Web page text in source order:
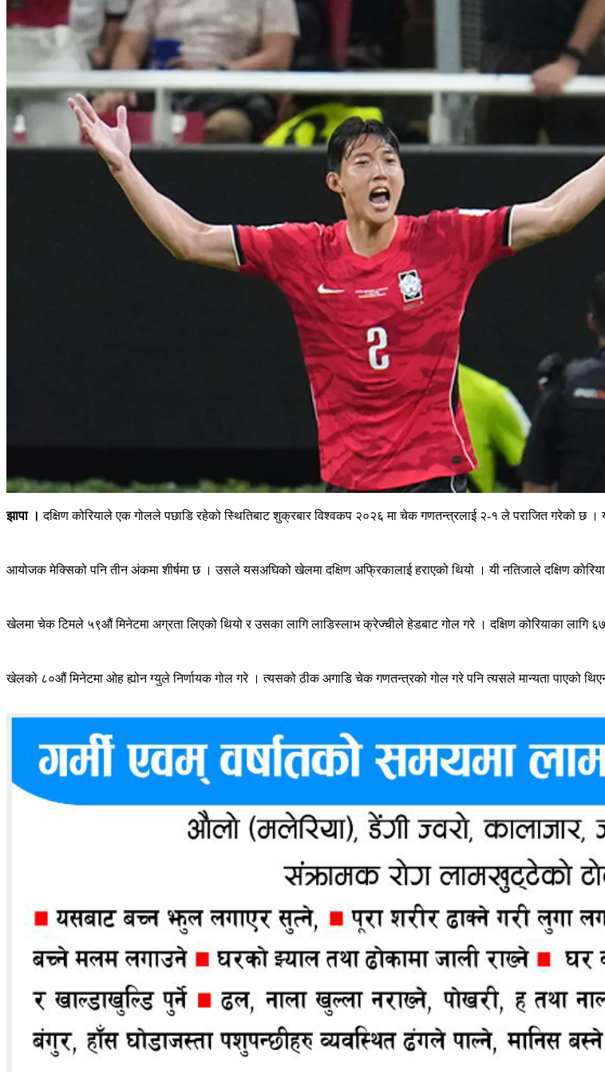
झापा । दक्षिण कोरियाले एक गोलले पछाडि रहेको स्थितिबाट शुक्रबार विश्वकप २०२६ मा चेक गणतन्त्रलाई २-१ ले पराजित गरेको छ
आयोजक मेक्सिको पनि तीन अंकमा शीर्षमा छ । उसले यसअघिको खेलमा दक्षिण अफ्रिकालाई हराएको थियो । यी नतिजाले दक्षिण
खेलमा चेक टिमले ५९औं मिनेटमा अग्रता लिएको थियो र उसका लागि लाडिस्लाभ क्रेज्चीले हेडबाट गोल गरे । दक्षिण कोरियाका लागि
खेलको ८०औं मिनेटमा ओह ह्योन ग्युले निर्णायक गोल गरे । त्यसको ठीक अगाडि चेक गणतन्त्रको गोल गरे पनि त्यसले मान्यता पाएको